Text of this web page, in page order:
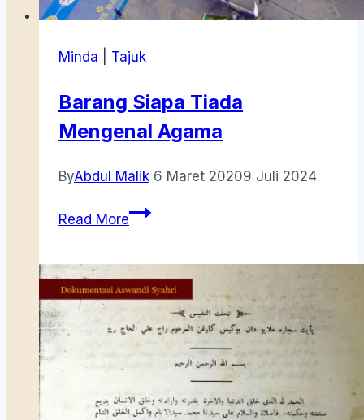
Minda Tajuk
Barang Siapa Tiada
Mengenal Agama
ByAbdul Malik 6 Maret 20209 Juli 2024
Read MoreBarang
Mengenal
Agama